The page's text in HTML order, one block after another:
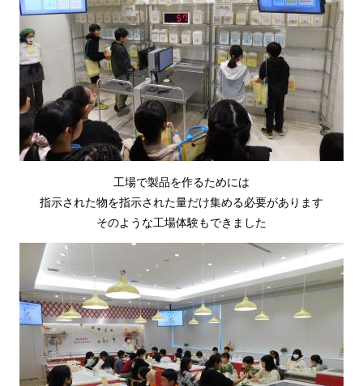
工場で製品を作るためには
指示された物を指示された量だけ集める必要があります
そのような工場体験もできました